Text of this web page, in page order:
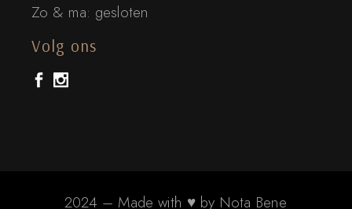
Zo & ma: gesloten
Volg ons
2024 – Made with ♥ by Nota Bene